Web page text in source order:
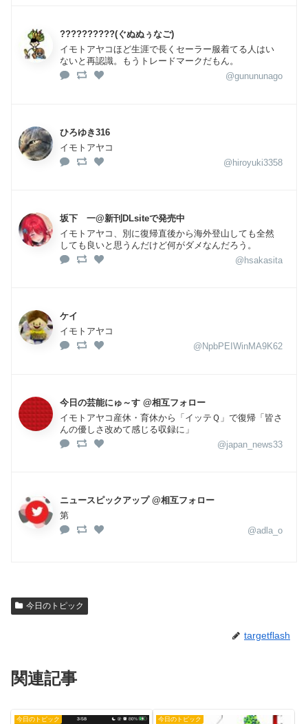
??????????(ぐぬぬぅなご)
イモトアヤコほど生涯で長くセーラー服着てる人はい
ないと再認識。もうトレードマークだもん。
@gunununago
ひろゆき316
イモトアヤコ
@hiroyuki3358
坂下 一@新刊DLsiteで発売中
イモトアヤコ、別に復帰直後から海外登山しても全然
しても良いと思うんだけど何がダメなんだろう。
@hsakasita
ケイ
イモトアヤコ
@NpbPEIWinMA9K62
今日の芸能にゅ～す @相互フォロー
イモトアヤコ産休・育休から「イッテＱ」で復帰「皆さ
んの優しさ改めて感じる収録に」
@japan_news33
ニュースピックアップ @相互フォロー
第
@adla_o
今日のトピック
targetflash
関連記事
今日のトピック 今日のトピック